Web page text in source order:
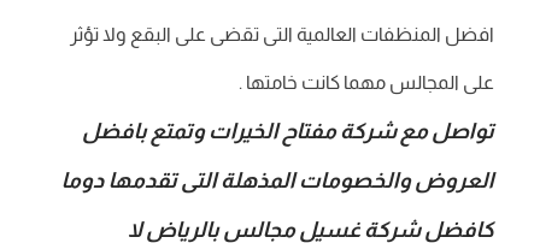
افضل المنظفات العالمية التى تقضى على البقع ولا تؤثر
على المجالس مهما كانت خامتها .
تواصل مع شركة مفتاح الخيرات وتمتع بافضل
العروض والخصومات المذهلة التى تقدمها دوما
كافضل شركة غسيل مجالس بالرياض لا